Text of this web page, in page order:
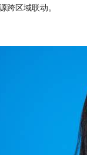
跨区域联动。